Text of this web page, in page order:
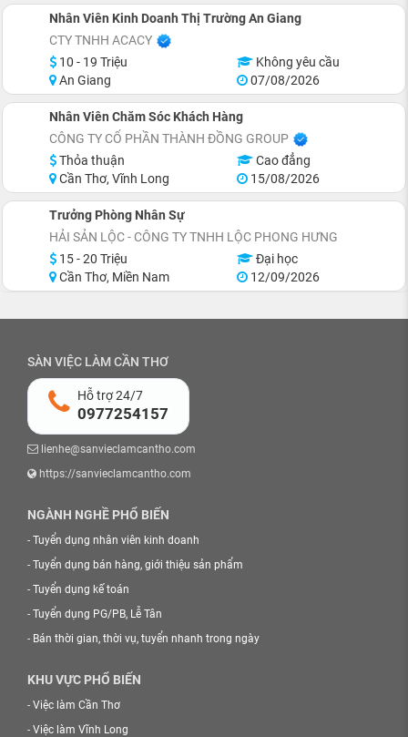
Nhân Viên Kinh Doanh Thị Trường An Giang
CTY TNHH ACACY
10 - 19 Triệu
Không yêu cầu
An Giang
07/08/2026
Nhân Viên Chăm Sóc Khách Hàng
CÔNG TY CỔ PHẦN THÀNH ĐỒNG GROUP
Thỏa thuận
Cao đẳng
Cần Thơ, Vĩnh Long
15/08/2026
Trưởng Phòng Nhân Sự
HẢI SẢN LỘC - CÔNG TY TNHH LỘC PHONG HƯNG
15 - 20 Triệu
Đại học
Cần Thơ, Miền Nam
12/09/2026
SÀN VIỆC LÀM CẦN THƠ
Hỗ trợ 24/7
0977254157
lienhe@sanvieclamcantho.com
https://sanvieclamcantho.com
NGÀNH NGHỀ PHỔ BIẾN
- Tuyển dụng nhân viên kinh doanh
- Tuyển dụng bán hàng, giới thiệu sản phẩm
- Tuyển dụng kế toán
- Tuyển dụng PG/PB, Lễ Tân
- Bán thời gian, thời vụ, tuyển nhanh trong ngày
KHU VỰC PHỔ BIẾN
- Việc làm Cần Thơ
- Việc làm Vĩnh Long